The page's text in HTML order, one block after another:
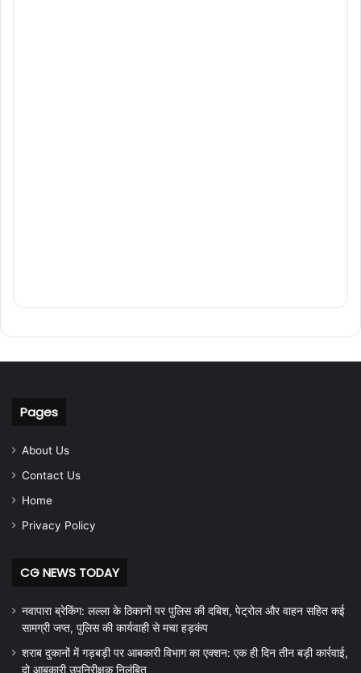
Pages
About Us
Contact Us
Home
Privacy Policy
CG NEWS TODAY
नवापारा ब्रेकिंग: लल्ला के ठिकानों पर पुलिस की दबिश, पेट्रोल और वाहन सहित कई
सामग्री जप्त, पुलिस की कार्यवाही से मचा हड़कंप
शराब दुकानों में गड़बड़ी पर आबकारी विभाग का एक्शन: एक ही दिन तीन बड़ी कार्रवाई,
दो आबकारी उपनिरीक्षक निलंबित